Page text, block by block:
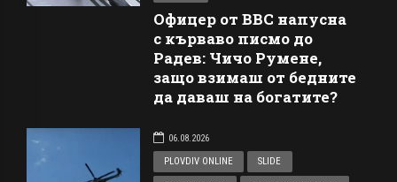
Офицер от ВВС напусна
с кърваво писмо до
Радев: Чичо Румене,
защо взимаш от бедните
да даваш на богатите?
06.08.2026
PLOVDIV ONLINE
SLIDE